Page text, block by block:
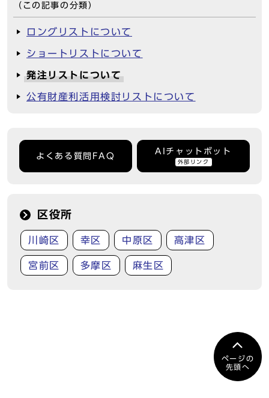
（この記事の分類）
ロングリストについて
ショートリストについて
発注リストについて
公有財産利活用検討リストについて
よくある質問FAQ
AIチャットボット
外部リンク
区役所
川崎区 幸区 中原区 高津区
宮前区 多摩区 麻生区
ページの
先頭へ